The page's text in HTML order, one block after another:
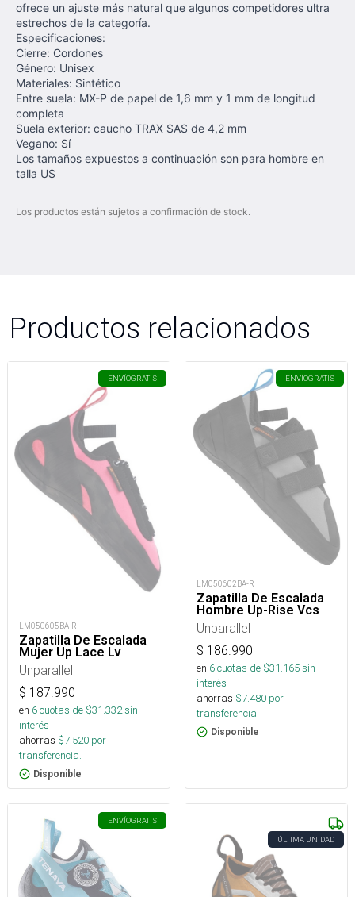
ofrece un ajuste más natural que algunos competidores ultra
estrechos de la categoría.
Especificaciones:
Cierre: Cordones
Género: Unisex
Materiales: Sintético
Entre suela: MX-P de papel de 1,6 mm y 1 mm de longitud
completa
Suela exterior: caucho TRAX SAS de 4,2 mm
Vegano: Sí
Los tamaños expuestos a continuación son para hombre en
talla US
Los productos están sujetos a confirmación de stock.
Productos relacionados
ENVÍOGRATIS
LM050605BA-R
Zapatilla De Escalada
Mujer Up Lace Lv
Unparallel
$ 187.990
en 6cuotas de $31.332sin
interés
ahorras $7.520 por
transferencia.
Disponible
ENVÍOGRATIS
LM050602BA-R
Zapatilla De Escalada
Hombre Up-Rise Vcs
Unparallel
$ 186.990
en 6cuotas de $31.165sin
interés
ahorras $7.480 por
transferencia.
Disponible
ENVÍOGRATIS
ÚLTIMA UNIDAD